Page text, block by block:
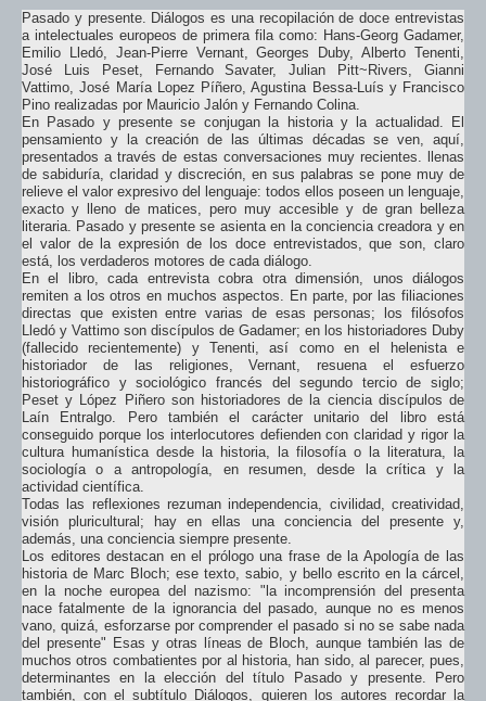
Pasado y presente. Diálogos es una recopilación de doce entrevistas
a intelectuales europeos de primera fila como: Hans-Georg Gadamer,
Emilio Lledó, Jean-Pierre Vernant, Georges Duby, Alberto Tenenti,
José Luis Peset, Fernando Savater, Julian Pitt~Rivers, Gianni
Vattimo, José María Lopez Píñero, Agustina Bessa-Luís y Francisco
Pino realizadas por Mauricio Jalón y Fernando Colina.
En Pasado y presente se conjugan la historia y la actualidad. El
pensamiento y la creación de las últimas décadas se ven, aquí,
presentados a través de estas conversaciones muy recientes. llenas
de sabiduría, claridad y discreción, en sus palabras se pone muy de
relieve el valor expresivo del lenguaje: todos ellos poseen un lenguaje,
exacto y lleno de matices, pero muy accesible y de gran belleza
literaria. Pasado y presente se asienta en la conciencia creadora y en
el valor de la expresión de los doce entrevistados, que son, claro
está, los verdaderos motores de cada diálogo.
En el libro, cada entrevista cobra otra dimensión, unos diálogos
remiten a los otros en muchos aspectos. En parte, por las filiaciones
directas que existen entre varias de esas personas; los filósofos
Lledó y Vattimo son discípulos de Gadamer; en los historiadores Duby
(fallecido recientemente) y Tenenti, así como en el helenista e
historiador de las religiones, Vernant, resuena el esfuerzo
historiográfico y sociológico francés del segundo tercio de siglo;
Peset y López Piñero son historiadores de la ciencia discípulos de
Laín Entralgo. Pero también el carácter unitario del libro está
conseguido porque los interlocutores defienden con claridad y rigor la
cultura humanística desde la historia, la filosofía o la literatura, la
sociología o a antropología, en resumen, desde la crítica y la
actividad científica.
Todas las reflexiones rezuman independencia, civilidad, creatividad,
visión pluricultural; hay en ellas una conciencia del presente y,
además, una conciencia siempre presente.
Los editores destacan en el prólogo una frase de la Apología de las
historia de Marc Bloch; ese texto, sabio, y bello escrito en la cárcel,
en la noche europea del nazismo: "la incomprensión del presenta
nace fatalmente de la ignorancia del pasado, aunque no es menos
vano, quizá, esforzarse por comprender el pasado si no se sabe nada
del presente" Esas y otras líneas de Bloch, aunque también las de
muchos otros combatientes por al historia, han sido, al parecer, pues,
determinantes en la elección del título Pasado y presente. Pero
también, con el subtítulo Diálogos, quieren los autores recordar la